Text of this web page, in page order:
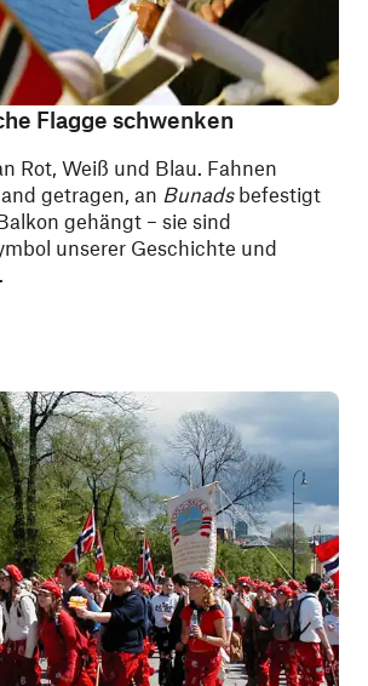
Flagge schwenken
Rot, Weiß und Blau. Fahnen
getragen, an Bunadsbefestigt
gehängt – sie sind
unserer Geschichte und